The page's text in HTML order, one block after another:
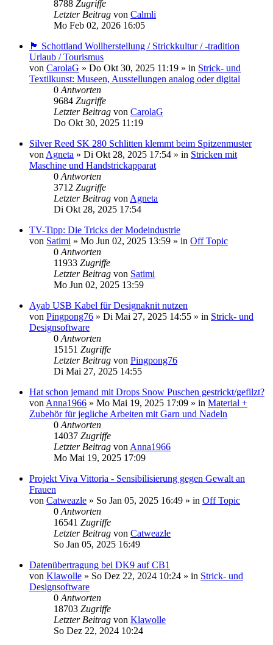
8788 Zugriffe
Letzter Beitrag von Calmli
Mo Feb 02, 2026 16:05
🏴󠁧󠁢󠁳󠁣󠁴󠁿 Schottland Wollherstellung / Strickkultur / -tradition
Urlaub / Tourismus
von CarolaG » Do Okt 30, 2025 11:19 » in Strick- und
Textilkunst: Museen, Ausstellungen analog oder digital
0 Antworten
9684 Zugriffe
Letzter Beitrag von CarolaG
Do Okt 30, 2025 11:19
Silver Reed SK 280 Schlitten klemmt beim Spitzenmuster
von Agneta » Di Okt 28, 2025 17:54 » in Stricken mit
Maschine und Handstrickapparat
0 Antworten
3712 Zugriffe
Letzter Beitrag von Agneta
Di Okt 28, 2025 17:54
TV-Tipp: Die Tricks der Modeindustrie
von Satimi » Mo Jun 02, 2025 13:59 » in Off Topic
0 Antworten
11933 Zugriffe
Letzter Beitrag von Satimi
Mo Jun 02, 2025 13:59
Ayab USB Kabel für Designaknit nutzen
von Pingpong76 » Di Mai 27, 2025 14:55 » in Strick- und
Designsoftware
0 Antworten
15151 Zugriffe
Letzter Beitrag von Pingpong76
Di Mai 27, 2025 14:55
Hat schon jemand mit Drops Snow Puschen gestrickt/gefilzt?
von Anna1966 » Mo Mai 19, 2025 17:09 » in Material +
Zubehör für jegliche Arbeiten mit Garn und Nadeln
0 Antworten
14037 Zugriffe
Letzter Beitrag von Anna1966
Mo Mai 19, 2025 17:09
Projekt Viva Vittoria - Sensibilisierung gegen Gewalt an
Frauen
von Catweazle » So Jan 05, 2025 16:49 » in Off Topic
0 Antworten
16541 Zugriffe
Letzter Beitrag von Catweazle
So Jan 05, 2025 16:49
Datenübertragung bei DK9 auf CB1
von Klawolle » So Dez 22, 2024 10:24 » in Strick- und
Designsoftware
0 Antworten
18703 Zugriffe
Letzter Beitrag von Klawolle
So Dez 22, 2024 10:24